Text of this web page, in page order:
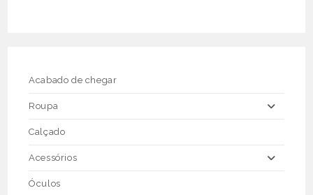
Acabado de chegar
Roupa
Calçado
Acessórios
Óculos